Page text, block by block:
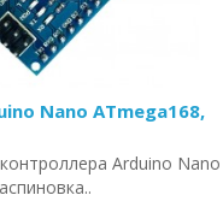
Nano ATmega168,
Arduino Nano